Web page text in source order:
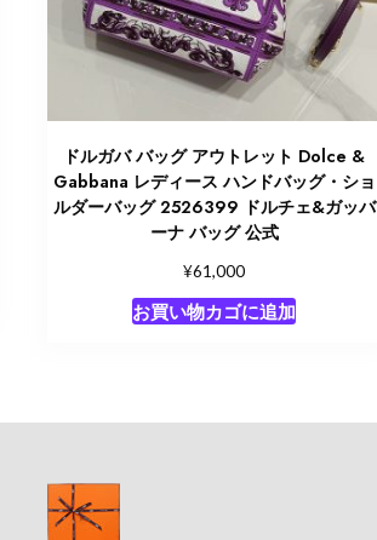
ドルガバ バッグ アウトレット Dolce &
Gabbana レディース ハンドバッグ・ショ
ルダーバッグ 2526399 ドルチェ&ガッバ
ーナ バッグ 公式
¥61,000
お買い物カゴに追加